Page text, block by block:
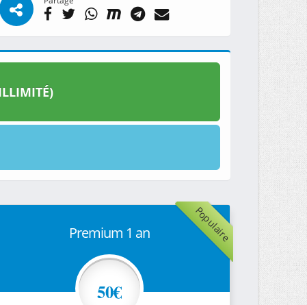
Populaire
Premium 1 an
50€